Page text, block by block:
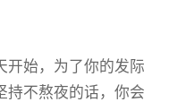
开始，为了你的发际
持不熬夜的话，你会